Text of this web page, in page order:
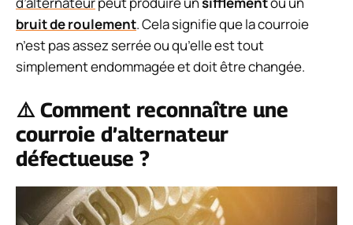
bruit de roulement. Cela signifie que la courroie
n’est pas assez serrée ou qu’elle est tout
simplement endommagée et doit être changée.
⚠️ Comment reconnaître une
courroie d’alternateur
défectueuse ?